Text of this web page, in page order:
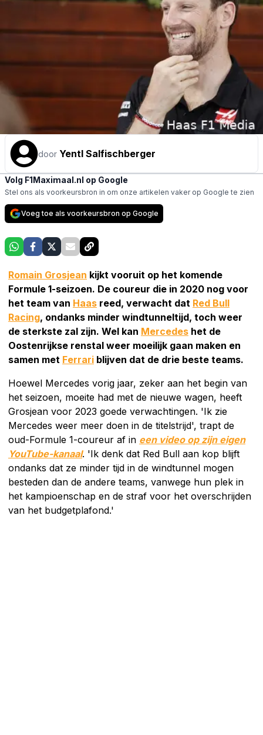
door Yentl Salfischberger
Volg F1Maximaal.nl op Google
Stel ons als voorkeursbron in om onze artikelen vaker op Google te zien
Voeg toe als voorkeursbron op Google
Romain Grosjean kijkt vooruit op het komende
Formule 1-seizoen. De coureur die in 2020 nog voor
het team van Haas reed, verwacht dat Red Bull
Racing, ondanks minder windtunneltijd, toch weer
de sterkste zal zijn. Wel kan Mercedes het de
Oostenrijkse renstal weer moeilijk gaan maken en
samen met Ferrari blijven dat de drie beste teams.
Hoewel Mercedes vorig jaar, zeker aan het begin van
het seizoen, moeite had met de nieuwe wagen, heeft
Grosjean voor 2023 goede verwachtingen. 'Ik zie
Mercedes weer meer doen in de titelstrijd', trapt de
oud-Formule 1-coureur af in een video op zijn eigen
YouTube-kanaal. 'Ik denk dat Red Bull aan kop blijft
ondanks dat ze minder tijd in de windtunnel mogen
besteden dan de andere teams, vanwege hun plek in
het kampioenschap en de straf voor het overschrijden
van het budgetplafond.'